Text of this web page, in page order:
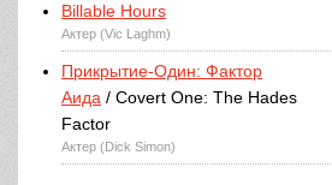
Billable Hours
Актер (Vic Laghm)
Прикрытие-Один: Фактор
Аида / Covert One: The Hades
Factor
Актер (Dick Simon)